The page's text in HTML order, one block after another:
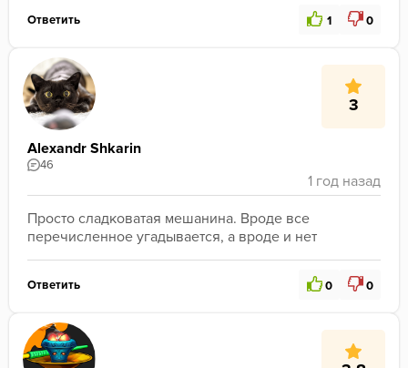
Ответить 1 0
3
Alexandr Shkarin
46
Просто сладковатая мешанина. Вроде все
перечисленное угадывается, а вроде и нет
Ответить 0 0